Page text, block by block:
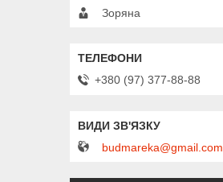
Зоряна
+380 (97) 377-88-88
budmareka@gmail.com